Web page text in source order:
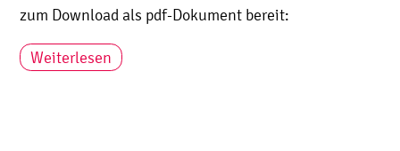
zum Download als pdf-Dokument bereit:
Weiterlesen